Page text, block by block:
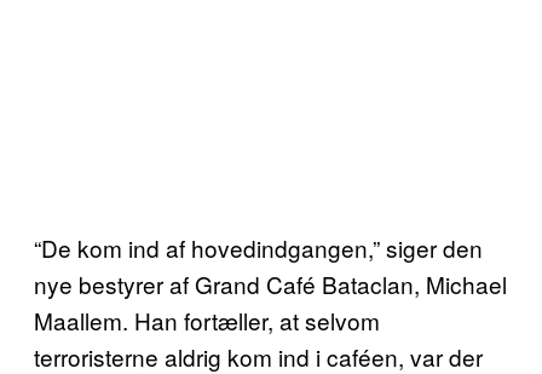
“De kom ind af hovedindgangen,” siger den
nye bestyrer af Grand Café Bataclan, Michael
Maallem. Han fortæller, at selvom
terroristerne aldrig kom ind i caféen, var der